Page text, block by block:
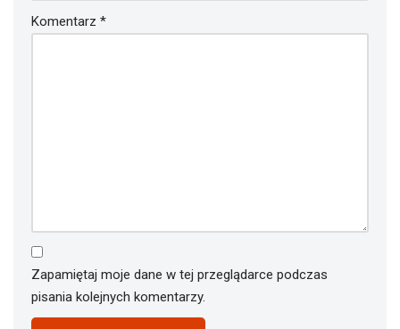
Komentarz *
Zapamiętaj moje dane w tej przeglądarce podczas
pisania kolejnych komentarzy.